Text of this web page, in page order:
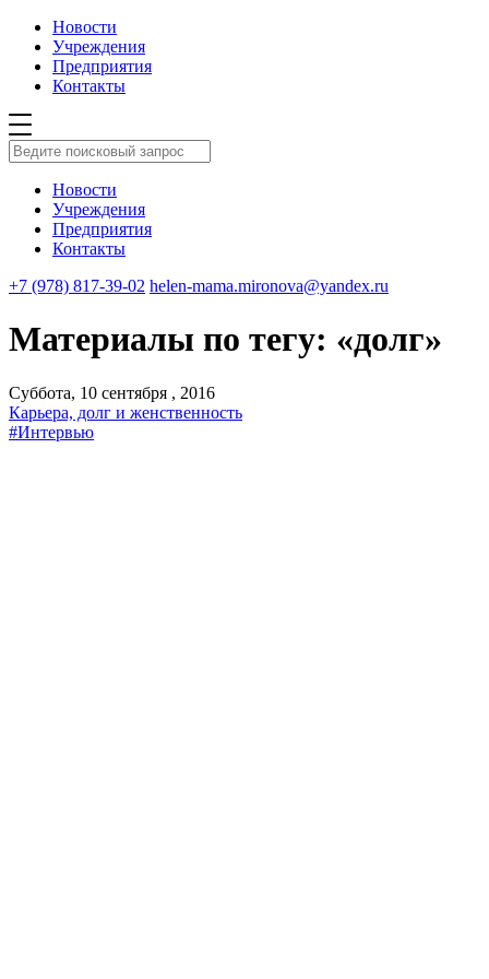
Новости
Учреждения
Предприятия
Контакты
Новости
Учреждения
Предприятия
Контакты
+7 (978) 817-39-02 helen-mama.mironova@yandex.ru
Материалы по тегу: «долг»
Суббота, 10 сентября , 2016
Карьера, долг и женственность
#Интервью